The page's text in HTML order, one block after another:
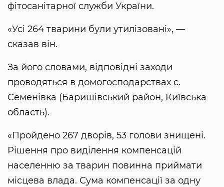
фітосанітарної служби України.
«Усі 264 тварини були утилізовані», —
сказав він.
За його словами, відповідні заходи
проводяться в домогосподарствах с.
Семенівка (Баришівський район, Київська
область).
«Пройдено 267 дворів, 53 голови знищені.
Рішення про виділення компенсацій
населенню за тварин повинна приймати
місцева влада. Сума компенсації за одну